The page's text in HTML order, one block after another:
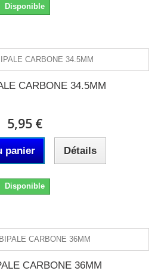
Disponible
CARBONE 34.5MM
5,95 €
panier Détails
Disponible
CARBONE 36MM